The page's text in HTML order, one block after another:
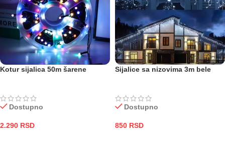
Kotur sijalica 50m šarene
Dostupno
2.290 RSD
Sijalice sa nizovima 3m bele
Dostupno
850 RSD